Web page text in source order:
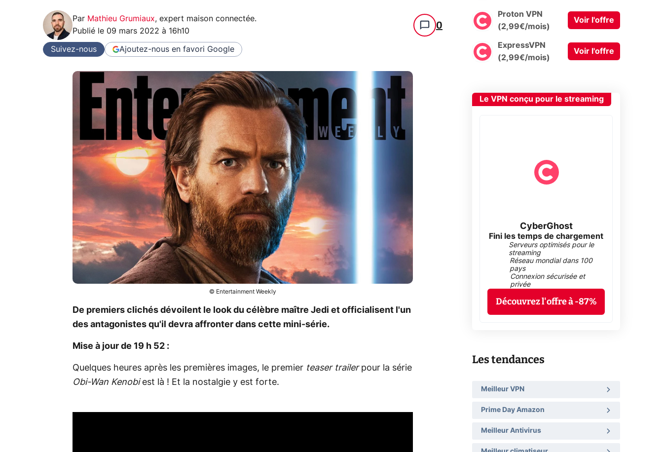
Par Mathieu Grumiaux, expert maison connectée.
Publié le 09 mars 2022 à 16h10 0
Suivez-nous Ajoutez-nous en favori Google
© Entertainment Weekly
De premiers clichés dévoilent le look du célèbre maître Jedi et officialisent l'un
des antagonistes qu'il devra affronter dans cette mini-série.
Mise à jour de 19 h 52 :
Quelques heures après les premières images, le premier teaser trailerpour la série
Obi-Wan Kenobi est là ! Et la nostalgie y est forte.
Proton VPN
(2,99€/mois)
Voir l'offre
ExpressVPN
(2,99€/mois)
Voir l'offre
Le VPN conçu pour le streaming
CyberGhost
Fini les temps de chargement
Serveurs optimisés pour le
streaming
Réseau mondial dans 100
pays
Connexion sécurisée et
privée
Découvrez l'offre à -87%
Les tendances
Meilleur VPN
Prime Day Amazon
Meilleur Antivirus